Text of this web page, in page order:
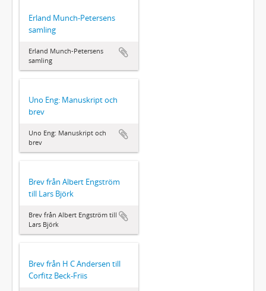
Erland Munch-Petersens
samling
Erland Munch-Petersens
samling
Uno Eng: Manuskript och
brev
Uno Eng: Manuskript och
brev
Brev från Albert Engström
till Lars Björk
Brev från Albert Engström till
Lars Björk
Brev från H C Andersen till
Corfitz Beck-Friis